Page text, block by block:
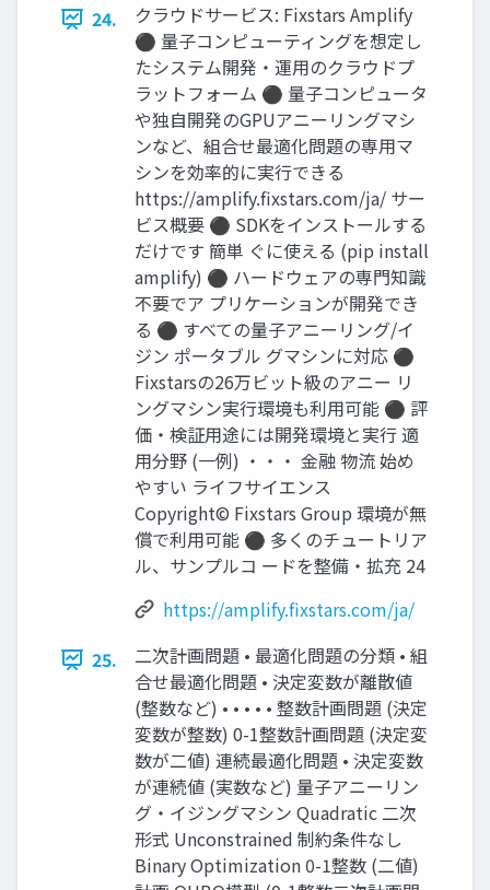
24.
クラウドサービス: Fixstars Amplify
⚫ 量子コンピューティングを想定し
たシステム開発・運用のクラウドプ
ラットフォーム ⚫ 量子コンピュータ
や独自開発のGPUアニーリングマシ
ンなど、組合せ最適化問題の専用マ
シンを効率的に実行できる
https://amplify.fixstars.com/ja/ サー
ビス概要 ⚫ SDKをインストールする
だけです 簡単 ぐに使える (pip install
amplify) ⚫ ハードウェアの専門知識
不要でア プリケーションが開発でき
る ⚫ すべての量子アニーリング/イ
ジン ポータブル グマシンに対応 ⚫
Fixstarsの26万ビット級のアニー リ
ングマシン実行環境も利用可能 ⚫ 評
価・検証用途には開発環境と実行 適
用分野 (一例) ・・・ 金融 物流 始め
やすい ライフサイエンス
Copyright© Fixstars Group 環境が無
償で利用可能 ⚫ 多くのチュートリア
ル、サンプルコ ードを整備・拡充 24
https://amplify.fixstars.com/ja/
25.
二次計画問題 • 最適化問題の分類 • 組
合せ最適化問題 • 決定変数が離散値
(整数など) • • • • • 整数計画問題 (決定
変数が整数) 0-1整数計画問題 (決定変
数が二値) 連続最適化問題 • 決定変数
が連続値 (実数など) 量子アニーリン
グ・イジングマシン Quadratic 二次
形式 Unconstrained 制約条件なし
Binary Optimization 0-1整数 (二値)